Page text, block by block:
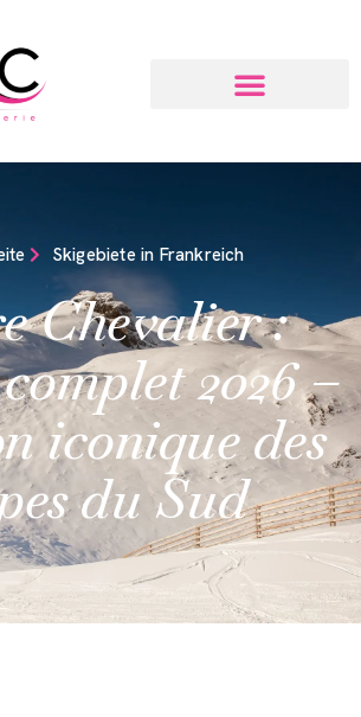
Skigebiete in Frankreich
Chevalier :
2026 –
iconique des
du Sud